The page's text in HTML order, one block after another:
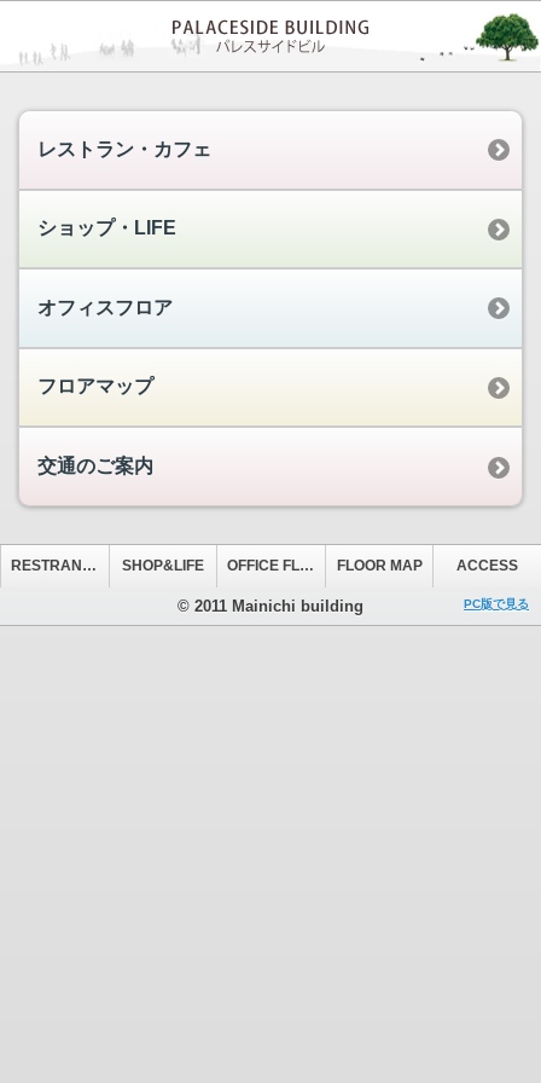
レストラン・カフェ
ショップ・LIFE
オフィスフロア
フロアマップ
交通のご案内
RESTRANT&CAFE SHOP&LIFE OFFICE FLOOR FLOOR MAP ACCESS
© 2011 Mainichi building PC版で見る